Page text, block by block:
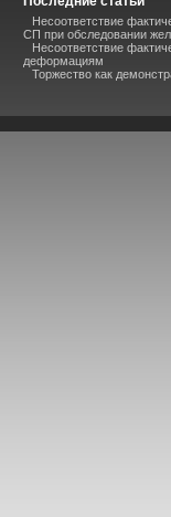
Несоответствие
СП при обследовании
Несоответствие
деформациям
Торжество как